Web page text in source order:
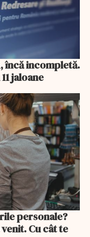
încă incompletă.
jaloane
personale?
Cu cât te